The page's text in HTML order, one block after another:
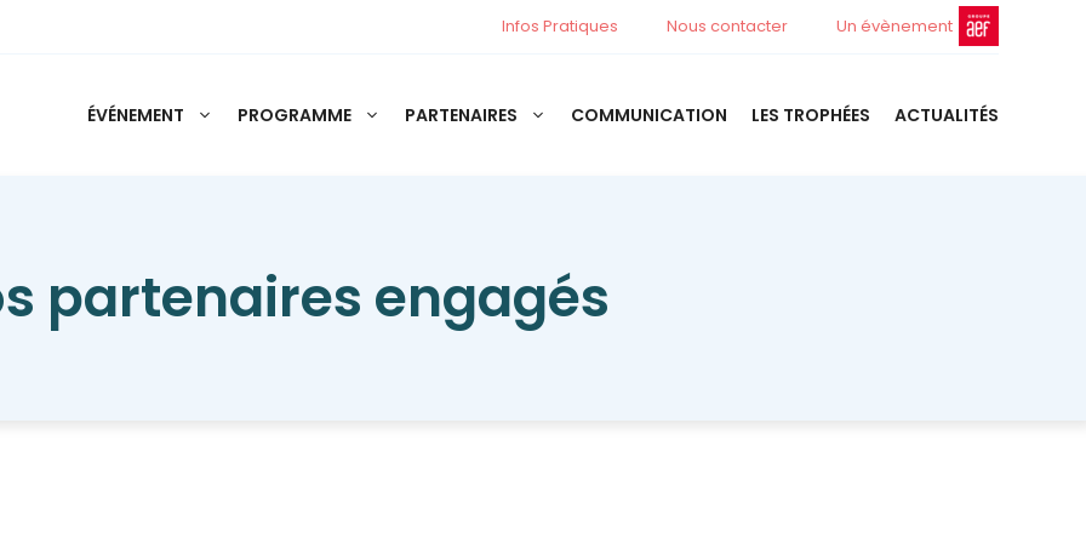
Infos Pratiques Nous contacter Un évènement
ÉVÉNEMENT PROGRAMME PARTENAIRES COMMUNICATION LES TROPHÉES ACTUALITÉS
partenaires engagés